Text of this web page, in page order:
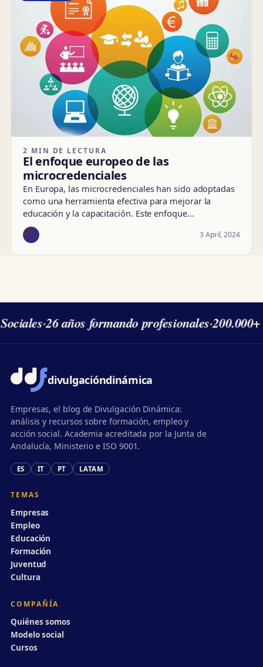
2 MIN DE LECTURA
El enfoque europeo de las
microcredenciales
En Europa, las microcredenciales han sido adoptadas
como una herramienta efectiva para mejorar la
educación y la capacitación. Este enfoque…
3 April, 2024
·26 años formando profesionales·200.000+
divulgacióndinámica
Empresas, el blog de Divulgación Dinámica:
análisis y recursos sobre formación, empleo y
acción social. Academia acreditada por la Junta de
Andalucía, Ministerio e ISO 9001.
ES IT PT LATAM
TEMAS
Empresas
Empleo
Educación
Formación
Juventud
Cultura
COMPAÑÍA
Quiénes somos
Modelo social
Cursos